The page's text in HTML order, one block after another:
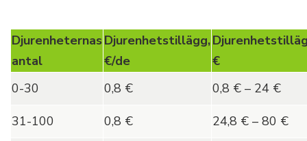
Djurenheternas
antal
Djurenhetstillägg,
€/de
€
0-30
0,8 €
0,8 € – 24 €
31-100
0,8 €
24,8 € – 80 €